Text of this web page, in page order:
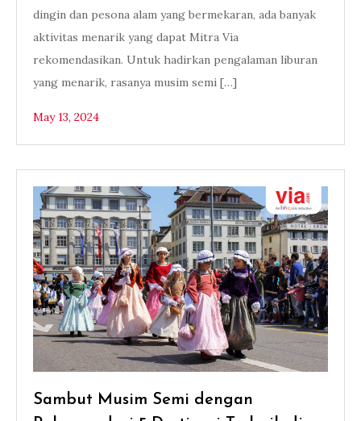
dingin dan pesona alam yang bermekaran, ada banyak
aktivitas menarik yang dapat Mitra Via
rekomendasikan. Untuk hadirkan pengalaman liburan
yang menarik, rasanya musim semi […]
May 13, 2024
Sambut Musim Semi dengan